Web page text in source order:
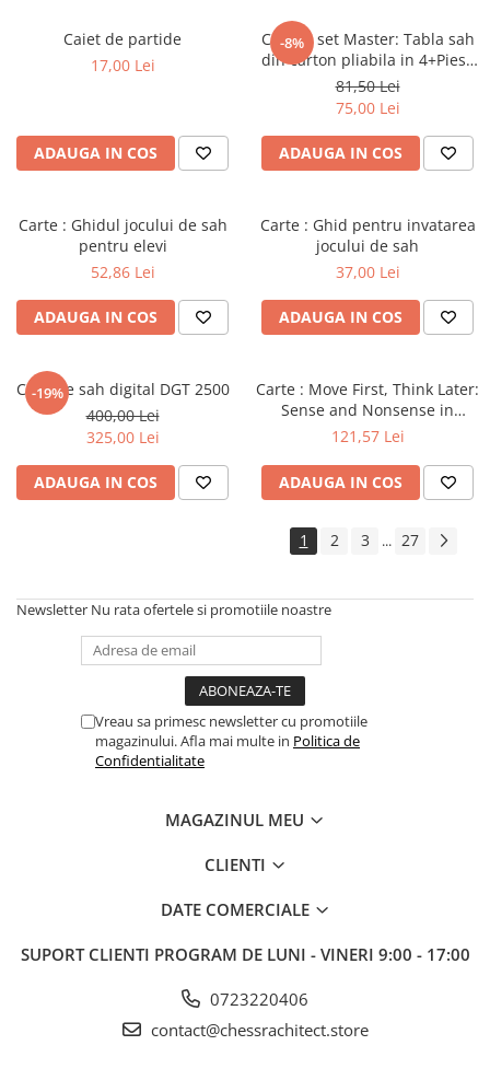
Pachete ChessArchitect
Caiet de partide
17,00 Lei
ADAUGA IN COS
-8%
Combo set Master: Tabla sah
din carton pliabila in 4+Piese
de sah din plastic no. 6
Master
81,50 Lei
75,00 Lei
ADAUGA IN COS
Carte : Ghidul jocului de sah
pentru elevi
52,86 Lei
ADAUGA IN COS
Carte : Ghid pentru invatarea
jocului de sah
37,00 Lei
ADAUGA IN COS
-19%
Ceas de sah digital DGT 2500
400,00 Lei
325,00 Lei
ADAUGA IN COS
Carte : Move First, Think Later:
Sense and Nonsense in
Improving Your Chess, Willy
121,57 Lei
ADAUGA IN COS
1 2 3 ... 27
Newsletter Nu rata ofertele si promotiile noastre
Vreau sa primesc newsletter cu promotiile
magazinului. Afla mai multe in Politica de
Confidentialitate
MAGAZINUL MEU
CLIENTI
DATE COMERCIALE
SUPORT CLIENTI PROGRAM DE LUNI - VINERI 9:00 - 17:00
0723220406
contact@chessrachitect.store